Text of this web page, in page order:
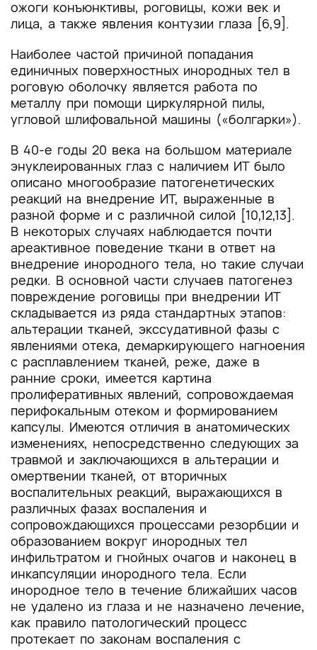
ожоги конъюнктивы, роговицы, кожи век и
лица, а также явления контузии глаза [6,9].
Наиболее частой причиной попадания
единичных поверхностных инородных тел в
роговую оболочку является работа по
металлу при помощи циркулярной пилы,
угловой шлифовальной машины («болгарки»).
В 40-е годы 20 века на большом материале
энуклеированных глаз с наличием ИТ было
описано многообразие патогенетических
реакций на внедрение ИТ, выраженные в
разной форме и с различной силой [10,12,13].
В некоторых случаях наблюдается почти
ареактивное поведение ткани в ответ на
внедрение инородного тела, но такие случаи
редки. В основной части случаев патогенез
повреждение роговицы при внедрении ИТ
складывается из ряда стандартных этапов:
альтерации тканей, экссудативной фазы с
явлениями отека, демаркирующего нагноения
с расплавлением тканей, реже, даже в
ранние сроки, имеется картина
пролиферативных явлений, сопровождаемая
перифокальным отеком и формированием
капсулы. Имеются отличия в анатомических
изменениях, непосредственно следующих за
травмой и заключающихся в альтерации и
омертвении тканей, от вторичных
воспалительных реакций, выражающихся в
различных фазах воспаления и
сопровождающихся процессами резорбции и
образованием вокруг инородных тел
инфильтратом и гнойных очагов и наконец в
инкапсуляции инородного тела. Если
инородное тело в течение ближайших часов
не удалено из глаза и не назначено лечение,
как правило патологический процесс
протекает по законам воспаления с